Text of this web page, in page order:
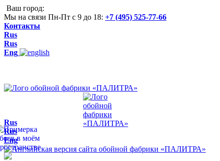
Ваш город:
Мы на связи Пн-Пт с 9 до 18: +7 (495) 525-77-66
Контакты
Rus
Rus
Eng
Rus
Rus
Eng